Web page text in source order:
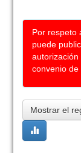
Por respeto
puede
convenio de
Mostrar el